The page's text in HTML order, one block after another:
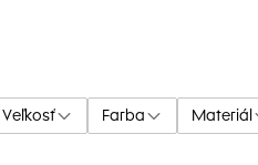
Veľkosť Farba Materiál